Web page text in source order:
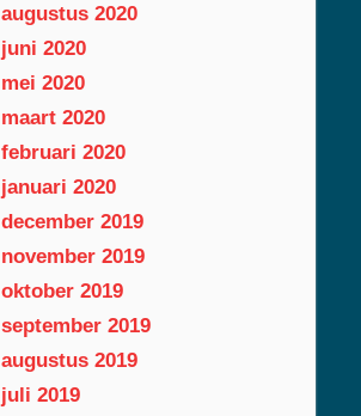
augustus 2020
juni 2020
mei 2020
maart 2020
februari 2020
januari 2020
december 2019
november 2019
oktober 2019
september 2019
augustus 2019
juli 2019